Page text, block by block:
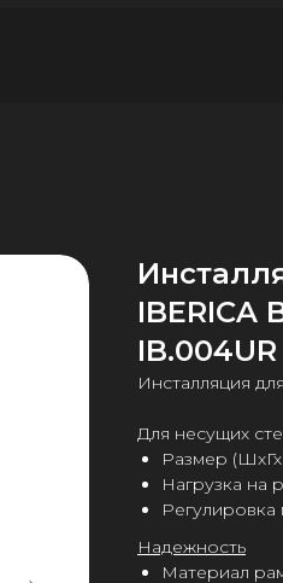
IBERICA
IB.004UR
Инсталляция
Для несущих
Размер
Нагрузка на
Регулировка
Надежность
Материал